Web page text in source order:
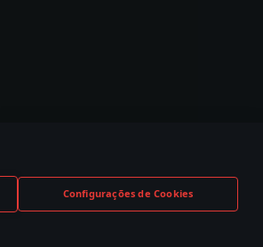
Configurações de Cookies